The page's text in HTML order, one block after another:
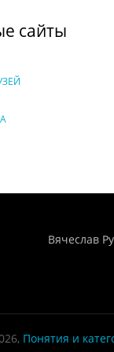
сайты
Вячеслав
Понятия и